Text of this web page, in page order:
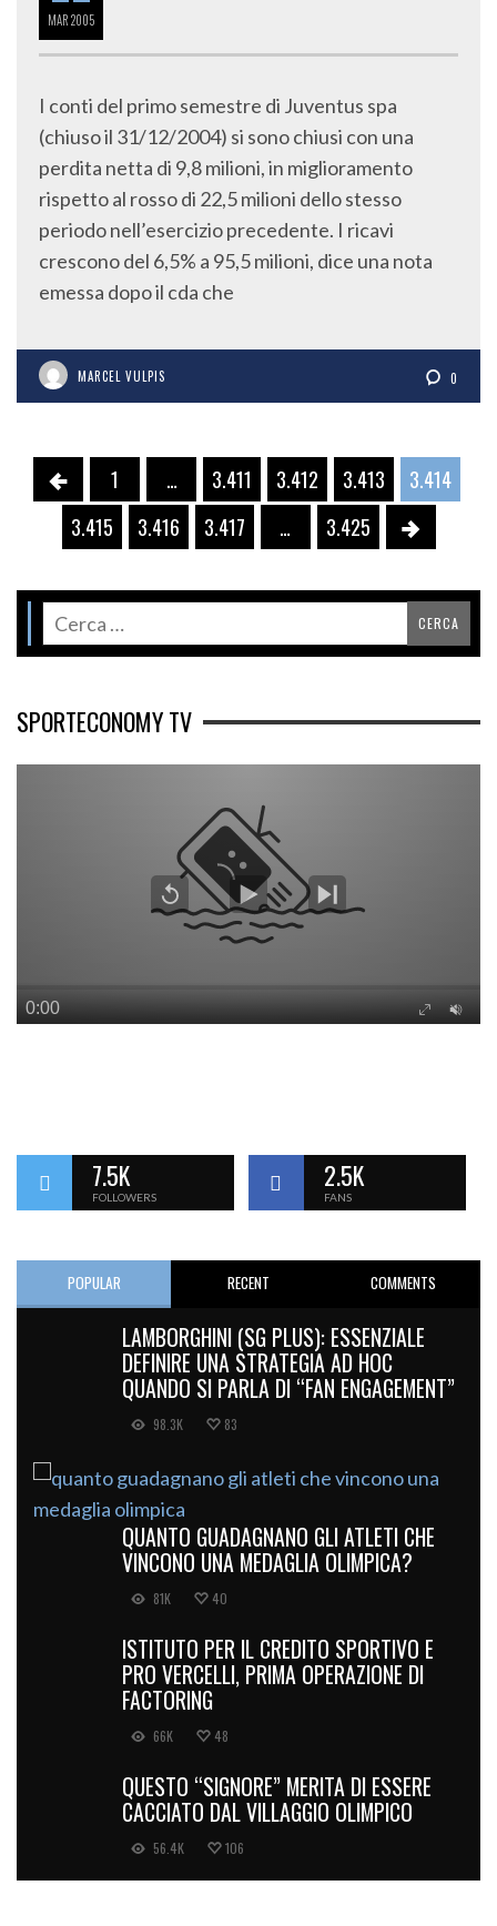
MAR2005
I conti del primo semestre di Juventus spa
(chiuso il 31/12/2004) si sono chiusi con una
perdita netta di 9,8 milioni, in miglioramento
rispetto al rosso di 22,5 milioni dello stesso
periodo nell’esercizio precedente. I ricavi
crescono del 6,5% a 95,5 milioni, dice una nota
emessa dopo il cda che
MARCEL VULPIS 0
1 … 3.411 3.412 3.413
3.414
3.415
3.416 3.417 … 3.425
SPORTECONOMY TV
7.5K
FOLLOWERS
2.5K
FANS
POPULAR RECENT COMMENTS
LAMBORGHINI (SG PLUS): ESSENZIALE
DEFINIRE UNA STRATEGIA AD HOC
QUANDO SI PARLA DI “FAN ENGAGEMENT”
98.3K 83
QUANTO GUADAGNANO GLI ATLETI CHE
VINCONO UNA MEDAGLIA OLIMPICA?
81K 40
ISTITUTO PER IL CREDITO SPORTIVO E
PRO VERCELLI, PRIMA OPERAZIONE DI
FACTORING
66K 48
QUESTO “SIGNORE” MERITA DI ESSERE
CACCIATO DAL VILLAGGIO OLIMPICO
56.4K 106